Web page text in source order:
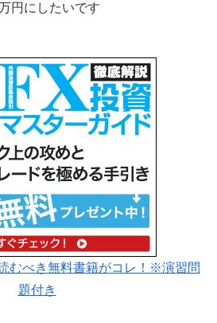
円にしたいです
むべき無料書籍がコレ！※演習問
題付き